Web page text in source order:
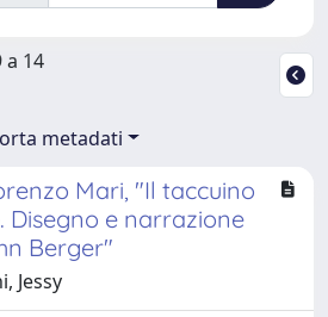
14
metadati
Mari, "Il taccuino
Disegno e narrazione
Berger"
Jessy